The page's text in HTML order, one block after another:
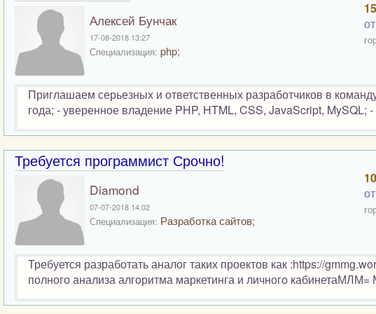
Алексей Бунчак
17-08-2018 13:27
Специализация: php;
Приглашаем серьезных и ответственных разработчиков в
года; - уверенное владение PHP, HTML, CSS, JavaScript, MySQL;
Требуется программист Срочно!
Diamond
07-07-2018 14:02
Специализация: Разработка сайтов;
Требуется разработать аналог таких проектов как :https://
полного анализа алгоритма маркетинга и личного